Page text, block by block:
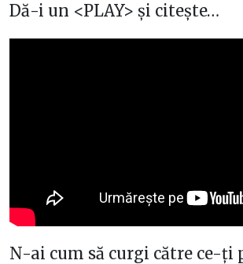
Dă-i un <PLAY> și citește…
N-ai cum să curgi către ce-ți